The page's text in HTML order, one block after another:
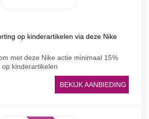
op kinderartikelen via deze Nike
met deze Nike actie minimaal 15%
kinderartikelen
BEKIJK AANBIEDING